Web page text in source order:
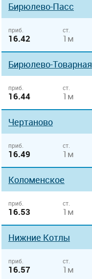
Бирюлево-Пасс
приб.
16.42
ст.
1м
Бирюлево-Товарная
приб.
16.44
ст.
1м
Чертаново
приб.
16.49
ст.
1м
Коломенское
приб.
16.53
ст.
1м
Нижние Котлы
приб.
16.57
ст.
1м